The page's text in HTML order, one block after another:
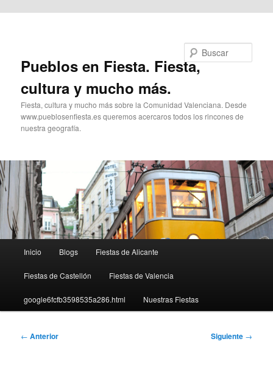
Pueblos en Fiesta. Fiesta,
cultura y mucho más.
Fiesta, cultura y mucho más sobre la Comunidad Valenciana. Desde
www.pueblosenfiesta.es queremos acercaros todos los rincones de
nuestra geografía.
principal
Inicio Blogs Fiestas de Alicante
Fiestas de Castellón Fiestas de Valencia
google6fcfb3598535a286.html Nuestras Fiestas
Navegación
← Anterior Siguiente →